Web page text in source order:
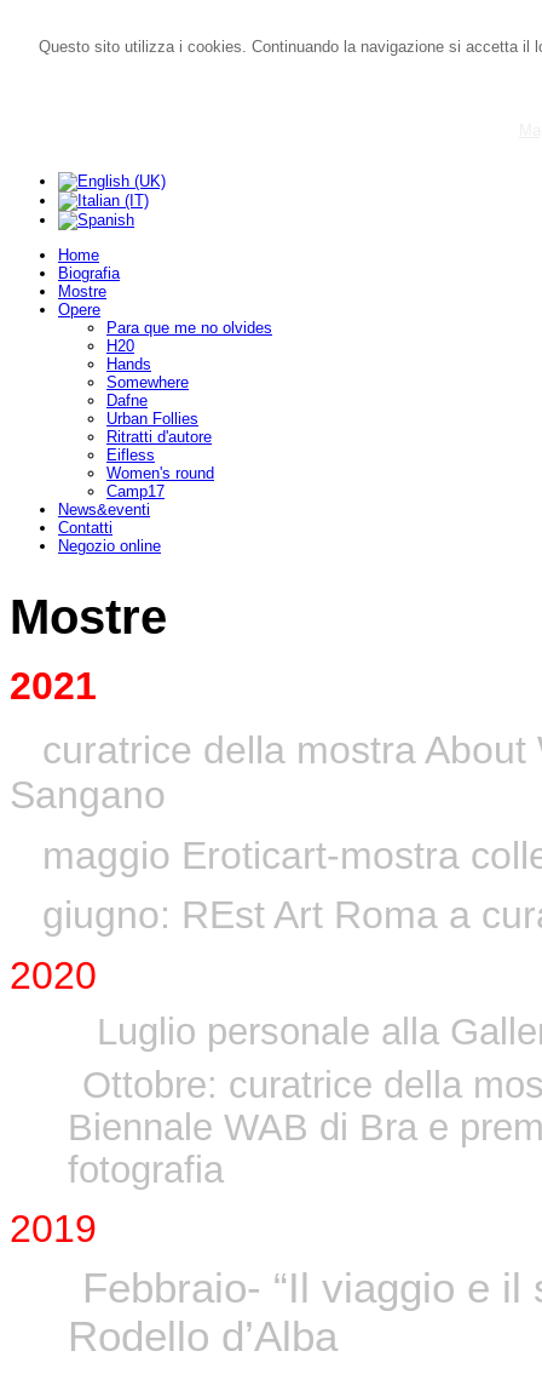
Questo sito utilizza i cookies. Continuando la navigazione si accetta
Home
Biografia
Mostre
Opere
Para que me no olvides
H20
Hands
Somewhere
Dafne
Urban Follies
Ritratti d'autore
Eifless
Women's round
Camp17
News&eventi
Contatti
Negozio online
Mostre
2021
curatrice della mostra
Sangano
maggio Eroticart-mostra
giugno: REst Art Roma a
2020
Luglio personale alla
Ottobre: curatrice della
Biennale WAB di Bra e
fotografia
2019
Febbraio- “Il viaggio e il
Rodello d’Alba